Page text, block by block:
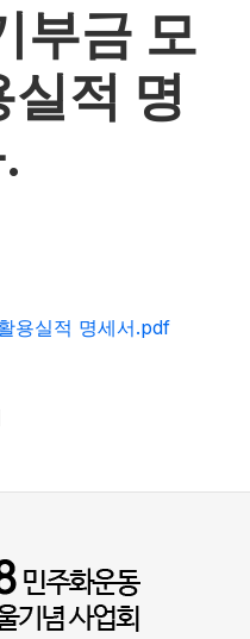
부금 모
적 명
용실적 명세서.pdf